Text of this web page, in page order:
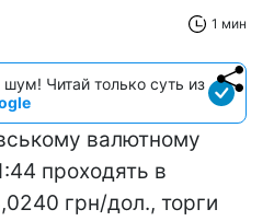
1 мин
Читай только суть из
валютному
проходять в
грн/дол., торги